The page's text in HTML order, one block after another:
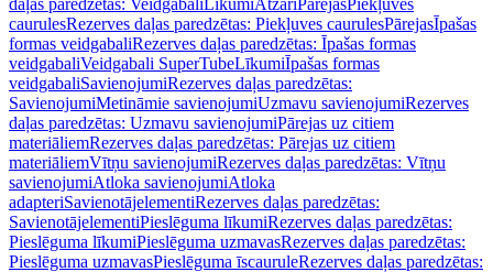
daļas paredzētas: Veidgabali LīkumiAtzari PārejasPiekļuves
caurulesRezerves daļas paredzētas: Piekļuves caurulesPārejasĪpašas
formas veidgabaliRezerves daļas paredzētas: Īpašas formas
veidgabaliVeidgabali SuperTubeLīkumiĪpašas formas
veidgabaliSavienojumiRezerves daļas paredzētas:
SavienojumiMetināmie savienojumiUzmavu savienojumiRezerves
daļas paredzētas: Uzmavu savienojumiPārejas uz citiem
materiāliemRezerves daļas paredzētas: Pārejas uz citiem
materiāliemVītņu savienojumiRezerves daļas paredzētas: Vītņu
savienojumiAtloka savienojumiAtloka
adapteriSavienotājelementiRezerves daļas paredzētas:
SavienotājelementiPieslēguma līkumiRezerves daļas paredzētas:
Pieslēguma līkumiPieslēguma uzmavasRezerves daļas paredzētas:
Pieslēguma uzmavasPieslēguma īscauruleRezerves daļas paredzētas: